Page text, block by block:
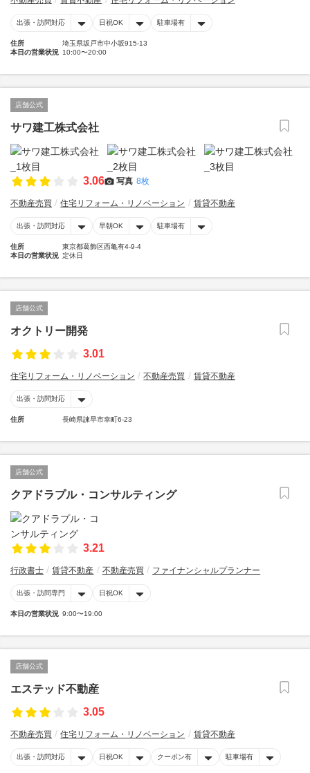
出張・訪問対応 日祝OK 駐車場有
住所
埼玉県坂戸市中小坂915-13
本日の営業状況 10:00〜20:00
店舗公式
サワ建工株式会社
3.06 写真 8枚
不動産売買 住宅リフォーム・リノベーション 賃貸不動産
出張・訪問対応 早朝OK 駐車場有
住所
東京都葛飾区西亀有4-9-4
本日の営業状況 定休日
店舗公式
オクトリー開発
3.01
住宅リフォーム・リノベーション 不動産売買 賃貸不動産
出張・訪問対応
住所 長崎県諫早市幸町6‐23
店舗公式
クアドラプル・コンサルティング
3.21
行政書士 賃貸不動産 不動産売買 ファイナンシャルプランナー
出張・訪問専門 日祝OK
本日の営業状況 9:00〜19:00
店舗公式
エステッド不動産
3.05
不動産売買 住宅リフォーム・リノベーション 賃貸不動産
出張・訪問対応 日祝OK クーポン有 駐車場有